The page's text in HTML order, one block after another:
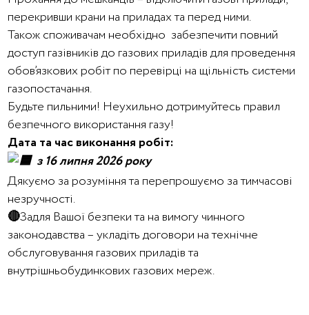
перекривши крани на приладах та перед ними.
Також споживачам необхідно забезпечити повний
доступ газівників до газових приладів для проведення
обов’язкових робіт по перевірці на щільність системи
газопостачання.
Будьте пильними! Неухильно дотримуйтесь правил
безпечного використання газу!
Дата та час виконання робіт:
з 16 липня 2026 року
Дякуємо за розуміння та перепрошуємо за тимчасові
незручності.
🔴Задля Вашої безпеки та на вимогу чинного
законодавства – укладіть договори на технічне
обслуговування газових приладів та
внутрішньобудинкових газових мереж.